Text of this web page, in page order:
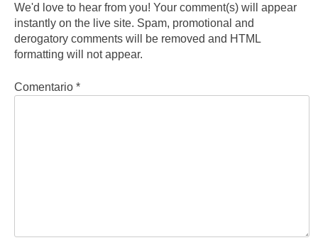
We'd love to hear from you! Your comment(s) will appear
instantly on the live site. Spam, promotional and
derogatory comments will be removed and HTML
formatting will not appear.
Comentario *